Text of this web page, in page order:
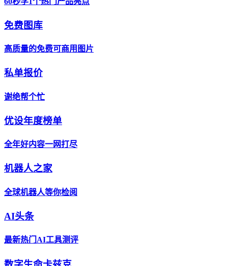
免费图库
高质量的免费可商用图片
私单报价
谢绝帮个忙
优设年度榜单
全年好内容一网打尽
机器人之家
全球机器人等你检阅
AI头条
最新热门AI工具测评